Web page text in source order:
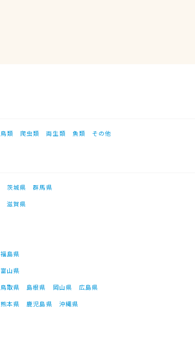
鳥類 爬虫類 両生類 魚類 その他
茨城県
群馬県
滋賀県
福島県
富山県
鳥取県 島根県 岡山県
広島県
熊本県 鹿児島県 沖縄県